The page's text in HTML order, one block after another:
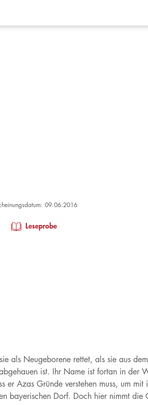
09.06.2016
Leseprobe
als Neugeborene rettet, als sie aus
ist. Ihr Name ist fortan in
er Azas Gründe verstehen muss, um
bayerischen Dorf. Doch hier nimmt